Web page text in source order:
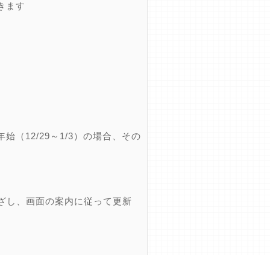
ます
始（12/29～1/3）の場合、その
し、画面の案内に従って更新